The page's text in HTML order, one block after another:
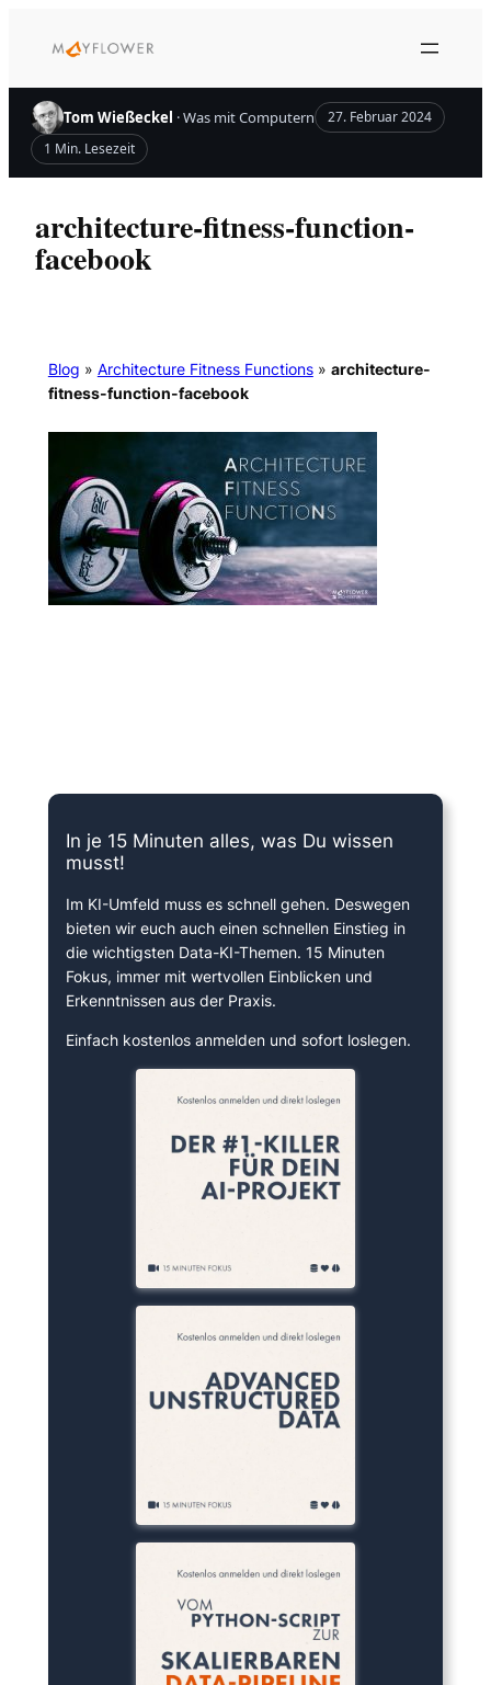
Inhalt
Tom Wießeckel · Was mit Computern
27. Februar 2024
1 Min. Lesezeit
architecture-fitness-function-
facebook
Blog » Architecture Fitness Functions» architecture-
fitness-function-facebook
In je 15 Minuten alles, was Du wissen
musst!
Im KI-Umfeld muss es schnell gehen. Deswegen
bieten wir euch auch einen schnellen Einstieg in
die wichtigsten Data-KI-Themen. 15 Minuten
Fokus, immer mit wertvollen Einblicken und
Erkenntnissen aus der Praxis.
Einfach kostenlos anmelden und sofort loslegen.